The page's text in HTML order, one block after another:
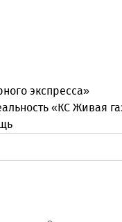
экспресса»
«КС Живая